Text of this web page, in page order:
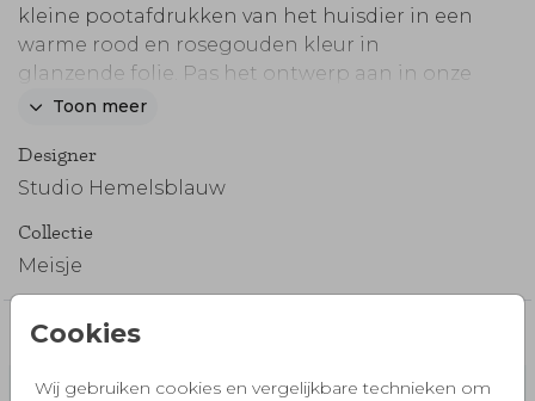
Cookies
Wij gebruiken cookies en vergelijkbare technieken om
kleine pootafdrukken van het huisdier in een
warme rood en rosegouden kleur in
glanzende folie. Pas het ontwerp aan in onze
online editor. Uit de speciale huisdieren
Toon meer
Designer
Studio Hemelsblauw
Collectie
Meisje
Misschien vind je dit ook mooi 🧡